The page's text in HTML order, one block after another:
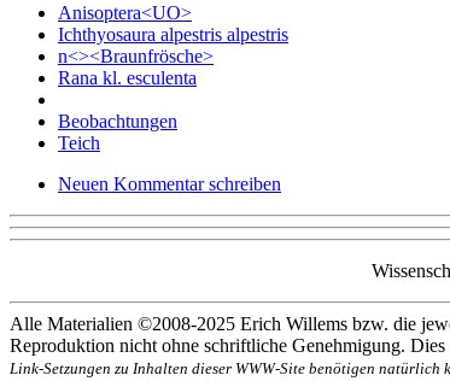
Anisoptera<UO>
Ichthyosaura alpestris alpestris
n<><Braunfrösche>
Rana kl. esculenta
Beobachtungen
Teich
Neuen Kommentar schreiben
Alle Materialien ©2008-2025 Erich Willems bzw. die
Reproduktion nicht ohne schriftliche Genehmigung.
Link-Setzungen zu Inhalten dieser WWW-Site benötigen